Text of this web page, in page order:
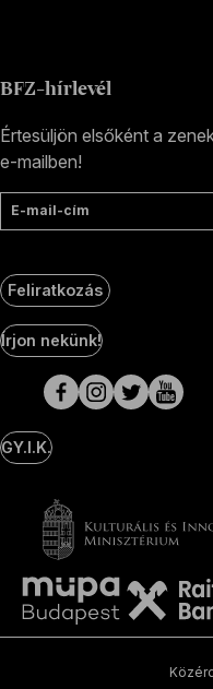
BFZ-hírlevél
Értesüljön elsőként a
e-mailben!
E-mail-cím
Feliratkozás
Social
Media
oldalak
Írjon nekünk!
GY.I.K.